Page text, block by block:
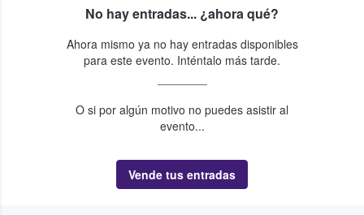
No hay entradas... ¿ahora qué?
Ahora mismo ya no hay entradas disponibles
para este evento. Inténtalo más tarde.
O si por algún motivo no puedes asistir al
evento...
Vende tus entradas